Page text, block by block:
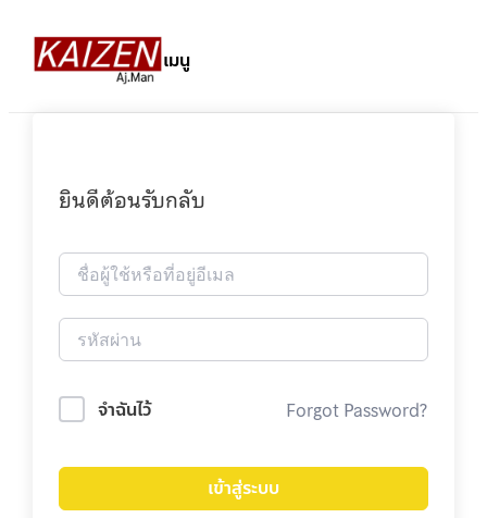
เมนู
ยินดีต้อนรับกลับ
จำฉันไว้ Forgot Password?
เข้าสู่ระบบ